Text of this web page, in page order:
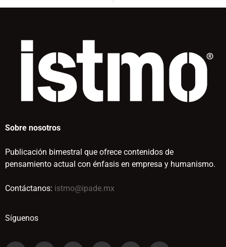
Sobre nosotros
Publicación bimestral que ofrece contenidos de
pensamiento actual con énfasis en empresa y humanismo.
Contáctanos: istmo@ipade.mx
Síguenos